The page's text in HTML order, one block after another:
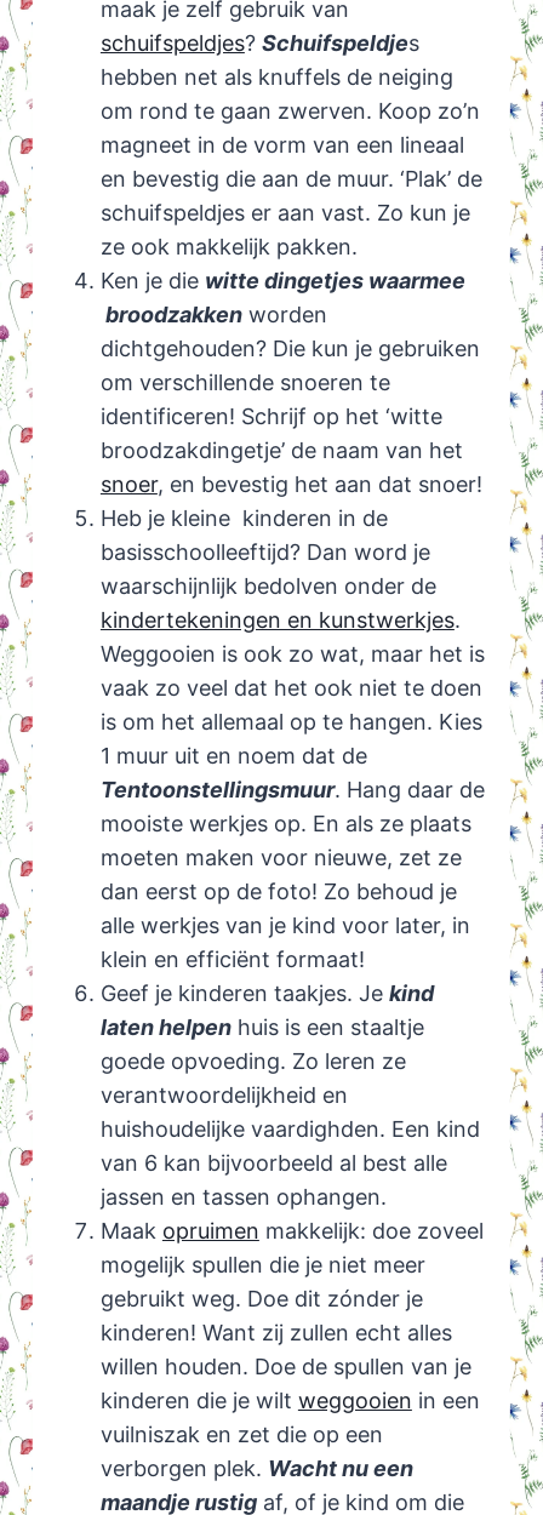
maak je zelf gebruik van
schuifspeldjes? Schuifspeldjes
hebben net als knuffels de neiging
om rond te gaan zwerven. Koop zo’n
magneet in de vorm van een lineaal
en bevestig die aan de muur. ‘Plak’ de
schuifspeldjes er aan vast. Zo kun je
ze ook makkelijk pakken.
Ken je die witte dingetjes waarmee
broodzakkenworden
dichtgehouden? Die kun je gebruiken
om verschillende snoeren te
identificeren! Schrijf op het ‘witte
broodzakdingetje’ de naam van het
snoer, en bevestig het aan dat snoer!
Heb je kleine kinderen in de
basisschoolleeftijd? Dan word je
waarschijnlijk bedolven onder de
kindertekeningen en kunstwerkjes.
Weggooien is ook zo wat, maar het is
vaak zo veel dat het ook niet te doen
is om het allemaal op te hangen. Kies
1 muur uit en noem dat de
Tentoonstellingsmuur. Hang daar de
mooiste werkjes op. En als ze plaats
moeten maken voor nieuwe, zet ze
dan eerst op de foto! Zo behoud je
alle werkjes van je kind voor later, in
klein en efficiënt formaat!
Geef je kinderen taakjes. Je kind
laten helpenhuis is een staaltje
goede opvoeding. Zo leren ze
verantwoordelijkheid en
huishoudelijke vaardighden. Een kind
van 6 kan bijvoorbeeld al best alle
jassen en tassen ophangen.
Maak opruimen makkelijk: doe zoveel
mogelijk spullen die je niet meer
gebruikt weg. Doe dit zónder je
kinderen! Want zij zullen echt alles
willen houden. Doe de spullen van je
kinderen die je wilt weggooien in een
vuilniszak en zet die op een
verborgen plek. Wacht nu een
maandje rustigaf, of je kind om die